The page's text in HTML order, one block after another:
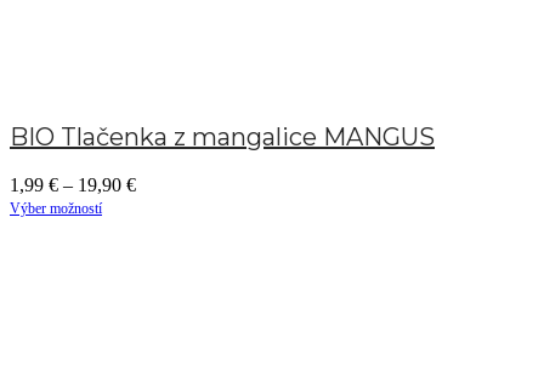
BIO Tlačenka z mangalice MANGUS
1,99 € – 19,90 €
Výber možností